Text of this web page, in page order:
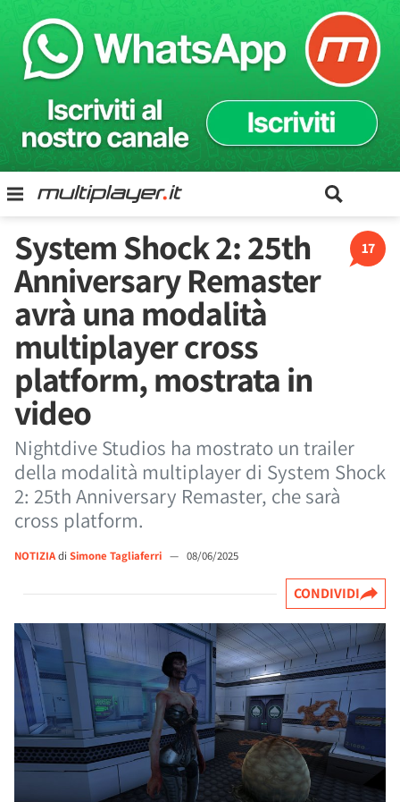
17
System Shock 2: 25th
Anniversary Remaster
avrà una modalità
multiplayer cross
platform, mostrata in
video
Nightdive Studios ha mostrato un trailer
della modalità multiplayer di System Shock
2: 25th Anniversary Remaster, che sarà
cross platform.
NOTIZIAdi Simone Tagliaferri — 08/06/2025
CONDIVIDI